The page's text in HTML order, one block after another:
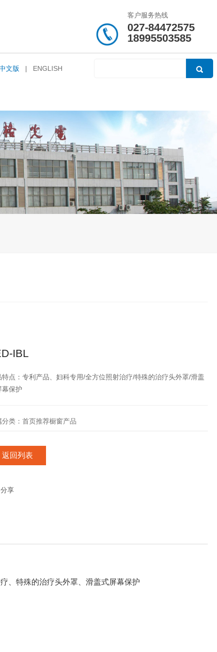
客户服务热线
027-84472575
18995503585
文版 | ENGLISH
IBL
特点：专利产品、妇科专用/全方位照射治疗/特殊的治疗头外罩/滑盖
幕保护
分类：首页推荐橱窗产品
返回列表
分享
特殊的治疗头外罩、滑盖式屏幕保护